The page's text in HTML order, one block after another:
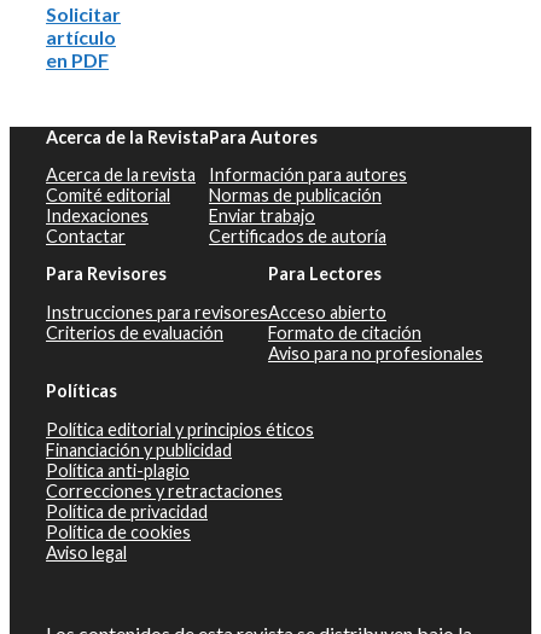
Solicitar
artículo
en PDF
Acerca de la Revista
Acerca de la revista
Comité editorial
Indexaciones
Contactar
Para Autores
Información para autores
Normas de publicación
Enviar trabajo
Certificados de autoría
Para Revisores
Instrucciones para revisores
Criterios de evaluación
Para Lectores
Acceso abierto
Formato de citación
Aviso para no profesionales
Políticas
Política editorial y principios éticos
Financiación y publicidad
Política anti-plagio
Correcciones y retractaciones
Política de privacidad
Política de cookies
Aviso legal